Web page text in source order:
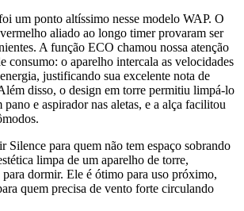
um ponto altíssimo nesse modelo WAP. O
aliado ao longo timer provaram ser
A função ECO chamou nossa atenção
consumo: o aparelho intercala as velocidades
justificando sua excelente nota de
disso, o design em torre permitiu limpá-lo
e aspirador nas aletas, e a alça facilitou
Silence para quem não tem espaço sobrando
limpa de um aparelho de torre,
para dormir. Ele é ótimo para uso próximo,
quem precisa de vento forte circulando